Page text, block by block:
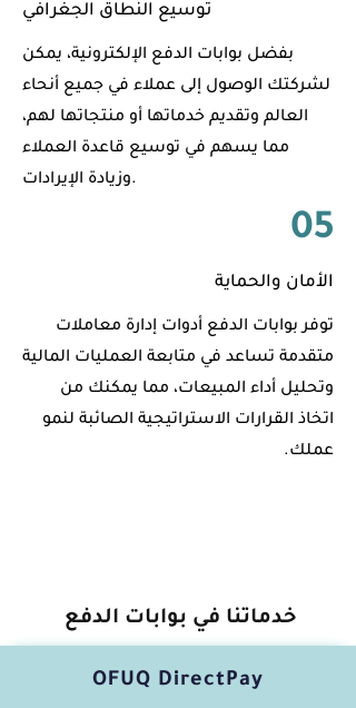
توسيع النطاق الجغرافي
بفضل بوابات الدفع الإلكترونية، يمكن
لشركتك الوصول إلى عملاء في جميع أنحاء
العالم وتقديم خدماتها أو منتجاتها لهم،
مما يسهم في توسيع قاعدة العملاء
وزيادة الإيرادات.
05
الأمان والحماية
توفر بوابات الدفع أدوات إدارة معاملات
متقدمة تساعد في متابعة العمليات المالية
وتحليل أداء المبيعات، مما يمكنك من
اتخاذ القرارات الاستراتيجية الصائبة لنمو
عملك.
خدماتنا في بوابات الدفع
OFUQ DirectPay